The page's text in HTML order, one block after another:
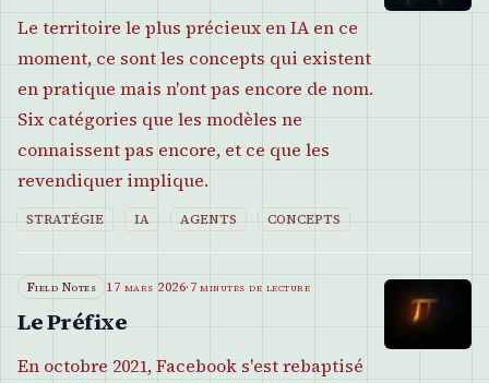
Le territoire le plus précieux en IA en ce
moment, ce sont les concepts qui existent
en pratique mais n'ont pas encore de nom.
Six catégories que les modèles ne
connaissent pas encore, et ce que les
revendiquer implique.
STRATÉGIE IA AGENTS CONCEPTS
Field Notes 17 mars 2026·7 minutes de lecture
Le Préfixe
En octobre 2021, Facebook s'est rebaptisé